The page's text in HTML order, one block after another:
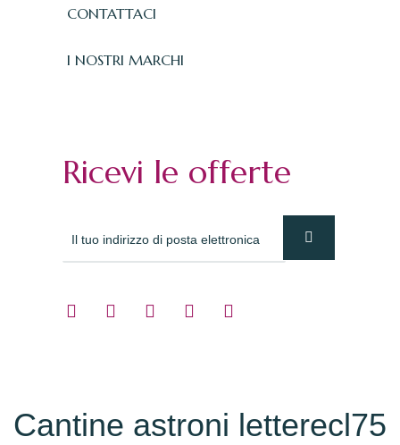
CONTATTACI
I NOSTRI MARCHI
Ricevi le offerte
Cantine astroni letterecl75